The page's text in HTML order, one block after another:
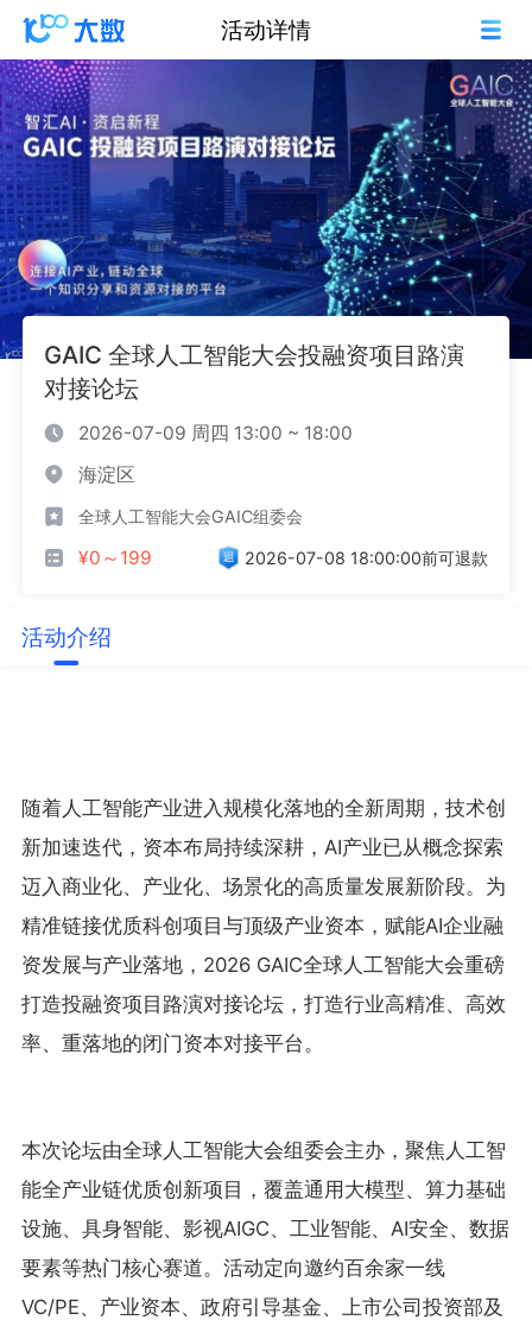
活动详情
GAIC 全球人工智能大会投融资项目路演
对接论坛
2026-07-09 周四 13:00 ~ 18:00
海淀区
全球人工智能大会GAIC组委会
¥0～199 2026-07-08 18:00:00前可退款
活动介绍
随着人工智能产业进入规模化落地的全新周期，技术创
新加速迭代，资本布局持续深耕，AI产业已从概念探索
迈入商业化、产业化、场景化的高质量发展新阶段。为
精准链接优质科创项目与顶级产业资本，赋能AI企业融
资发展与产业落地，2026 GAIC全球人工智能大会重磅
打造投融资项目路演对接论坛，打造行业高精准、高效
率、重落地的闭门资本对接平台。
本次论坛由全球人工智能大会组委会主办，聚焦人工智
能全产业链优质创新项目，覆盖通用大模型、算力基础
设施、具身智能、影视AIGC、工业智能、AI安全、数据
要素等热门核心赛道。活动定向邀约百余家一线
VC/PE、产业资本、政府引导基金、上市公司投资部及